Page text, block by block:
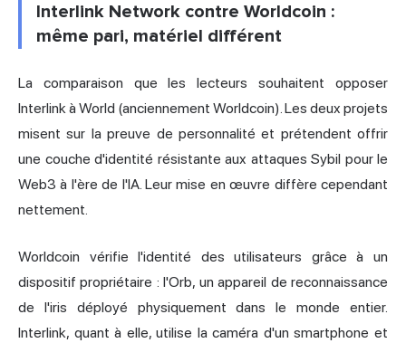
Interlink Network contre Worldcoin :
même pari, matériel différent
La comparaison que les lecteurs souhaitent opposer
Interlink à World (anciennement Worldcoin). Les deux projets
misent sur la preuve de personnalité et prétendent offrir
une couche d'identité résistante aux attaques Sybil pour le
Web3 à l'ère de l'IA. Leur mise en œuvre diffère cependant
nettement.
Worldcoin vérifie l'identité des utilisateurs grâce à un
dispositif propriétaire : l'Orb, un appareil de reconnaissance
de l'iris déployé physiquement dans le monde entier.
Interlink, quant à elle, utilise la caméra d'un smartphone et